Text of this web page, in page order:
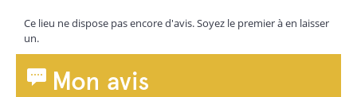
Ce lieu ne dispose pas encore d'avis. Soyez le premier à en laisser
un.
Mon avis